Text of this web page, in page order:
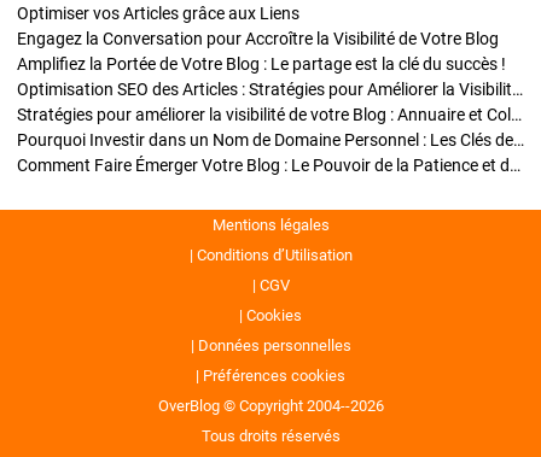
Optimiser vos Articles grâce aux Liens
Engagez la Conversation pour Accroître la Visibilité de Votre Blog
Amplifiez la Portée de Votre Blog : Le partage est la clé du succès !
Optimisation SEO des Articles : Stratégies pour Améliorer la Visibilité de Votre Blog
Stratégies pour améliorer la visibilité de votre Blog : Annuaire et Collaborations
Pourquoi Investir dans un Nom de Domaine Personnel : Les Clés de la Réussite de Votre Blog
Comment Faire Émerger Votre Blog : Le Pouvoir de la Patience et de la Persévérance
Mentions légales
Conditions d’Utilisation
CGV
Cookies
Données personnelles
Préférences cookies
OverBlog © Copyright 2004--2026
Tous droits réservés